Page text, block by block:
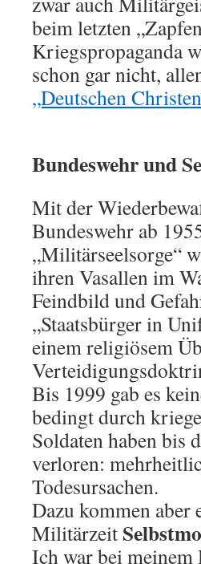
beim letzten
Kriegspropaganda
schon gar nicht,
„Deutschen
Bundeswehr und
Mit der
Bundeswehr ab
„Militärseelsorge“
ihren Vasallen im
Feindbild und
„Staatsbürger in
einem religiösem
Bis 1999 gab es
bedingt durch
Soldaten haben bis
verloren:
Todesursachen.
Dazu kommen aber
Militärzeit
Ich war bei meinem